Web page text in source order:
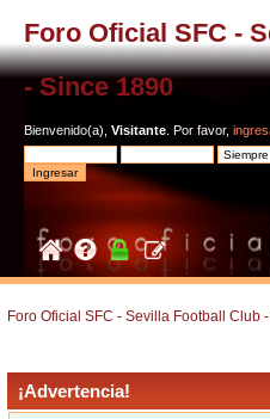
Foro Oficial SFC -
- Since 1890
Bienvenido(a), Visitante . Por favor,
Foro Oficial SFC - Sevilla Football Club
¡Advertencia!